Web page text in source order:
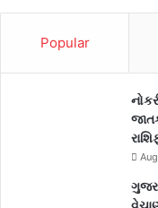
Popular